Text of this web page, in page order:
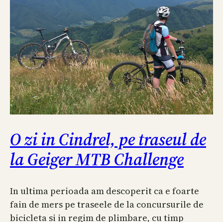
O zi in Cindrel, pe traseul de
la Geiger MTB Challenge
In ultima perioada am descoperit ca e foarte
fain de mers pe traseele de la concursurile de
bicicleta si in regim de plimbare, cu timp